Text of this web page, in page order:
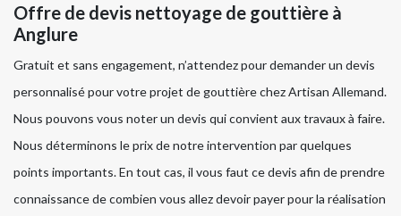
Offre de devis nettoyage de gouttière à
Anglure
Gratuit et sans engagement, n’attendez pour demander un devis
personnalisé pour votre projet de gouttière chez Artisan Allemand.
Nous pouvons vous noter un devis qui convient aux travaux à faire.
Nous déterminons le prix de notre intervention par quelques
points importants. En tout cas, il vous faut ce devis afin de prendre
connaissance de combien vous allez devoir payer pour la réalisation